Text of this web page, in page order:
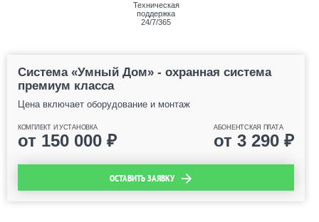
Техническая
поддержка
24/7/365
Система «Умный Дом» - охранная система
премиум класса
Цена включает оборудование и монтаж
КОМПЛЕКТ И УСТАНОВКА
от 150 000 ₽
АБОНЕНТСКАЯ ПЛАТА
от 3 290 ₽
ОСТАВИТЬ ЗАЯВКУ